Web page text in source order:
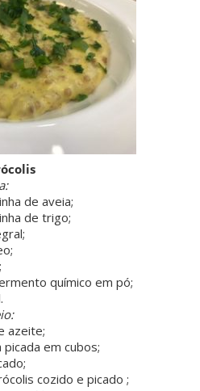
de aveia;
de trigo;
químico em pó;
azeite;
em cubos;
cozido e picado ;